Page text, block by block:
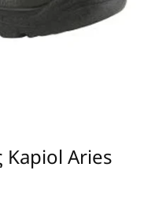
Kapiol Aries